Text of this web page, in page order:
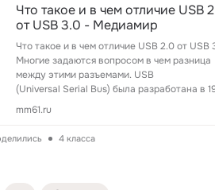
Что такое и в чем отличие USB
от USB 3.0 - Медиамир
Что такое и в чем отличие USB 2.0 от USB
Многие задаются вопросом в чем разница
между этими разъемами. USB
(Universal Serial Bus) была разработана в
году программистом из Индии Аджай В.
mm61.ru
4 класса